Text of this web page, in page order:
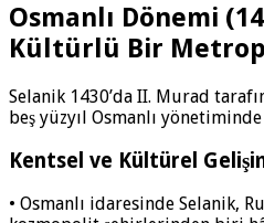
Osmanlı Dönemi
Kültürlü Bir
Selanik 1430’da II. Murad
beş yüzyıl Osmanlı yönetiminde
Kentsel ve Kültürel
• Osmanlı idaresinde Selanik,